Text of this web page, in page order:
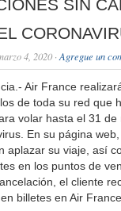
SIN
4, 2020 · Agregue un
Air France
de toda su red que
volar hasta el 31
En su página
aplazar su viaje, así
en los puntos de
el cliente
billetes en Air